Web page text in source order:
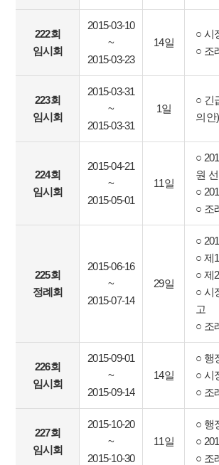
222회
임시회
2015-03-10
~
2015-03-23
14일
○ 시
○ 조
223회
임시회
2015-03-31
~
2015-03-31
1일
○ 긴
의안)
224회
임시회
2015-04-21
~
2015-05-01
11일
○
원
○
○ 조
225회
정례회
2015-06-16
~
2015-07-14
29일
○
○ 제
○ 제
○ 시
고
○ 조
226회
임시회
2015-09-01
~
2015-09-14
14일
○ 행
○ 시
○ 조
227회
임시회
2015-10-20
~
2015-10-30
11일
○ 행
○
○ 조